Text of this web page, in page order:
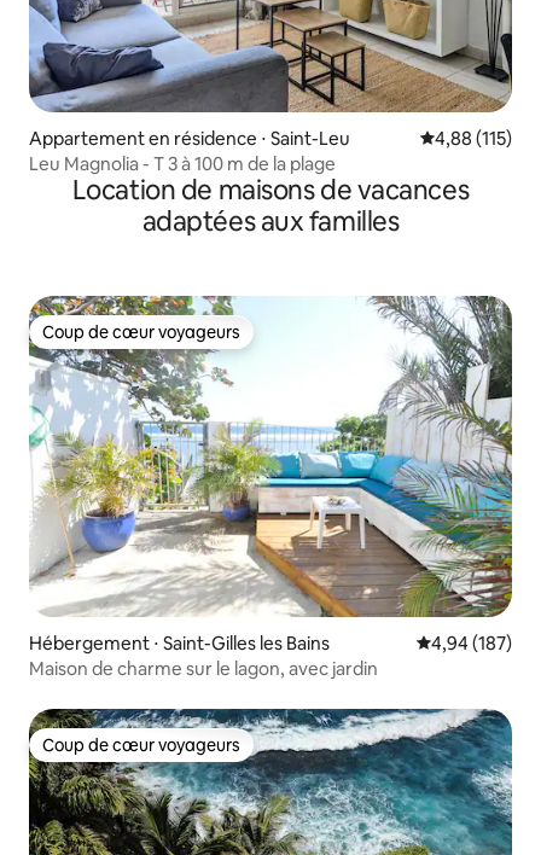
Appartement en résidence ⋅ Saint-Leu Évaluation
4,88 (115)
Leu Magnolia - T 3 à 100 m de la plage
Location de maisons de vacances
adaptées aux familles
Coup de cœur voyageurs
Coup de cœur voyageurs
Hébergement ⋅ Saint-Gilles les Bains Évaluation
4,94 (187)
Maison de charme sur le lagon, avec jardin
Coup de cœur voyageurs
Coup de cœur voyageurs